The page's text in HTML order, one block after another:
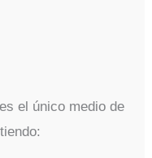
el único medio de